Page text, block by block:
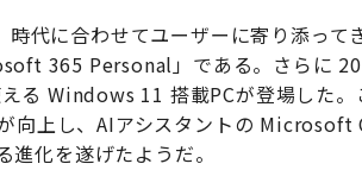
代に合わせてユーザーに寄り添って
365 Personal」である。さらに
Windows 11 搭載PCが登場した。
向上し、AIアシスタントの
化を遂げたようだ。